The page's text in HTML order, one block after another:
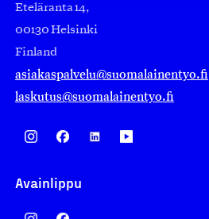
Eteläranta 14,
00130 Helsinki
Finland
asiakaspalvelu@suomalainentyo.fi
laskutus@suomalainentyo.fi
Avainlippu